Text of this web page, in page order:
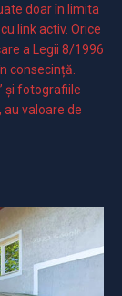
doar în limita
link activ. Orice
a Legii 8/1996
consecință.
și fotografiile
valoare de